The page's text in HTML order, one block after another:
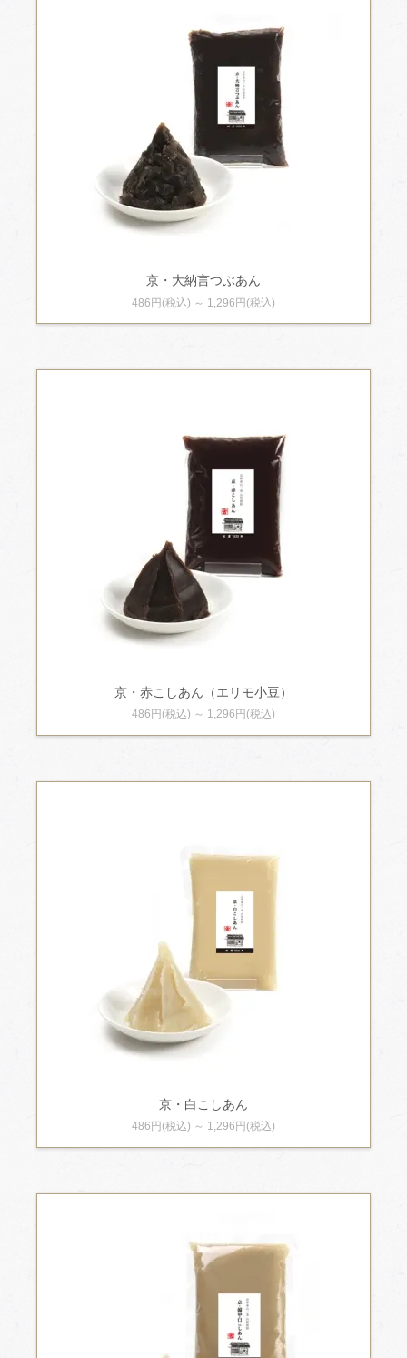
京・大納言つぶあん
486円(税込) ～ 1,296円(税込)
京・赤こしあん（エリモ小豆）
486円(税込) ～ 1,296円(税込)
京・白こしあん
486円(税込) ～ 1,296円(税込)